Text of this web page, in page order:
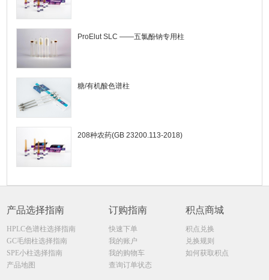
ProElut SLC ——五氯酚钠专用柱
糖/有机酸色谱柱
208种农药(GB 23200.113-2018)
产品选择指南
HPLC色谱柱选择指南
GC毛细柱选择指南
SPE小柱选择指南
产品地图
订购指南
快速下单
我的账户
我的购物车
查询订单状态
积点商城
积点兑换
兑换规则
如何获取积点